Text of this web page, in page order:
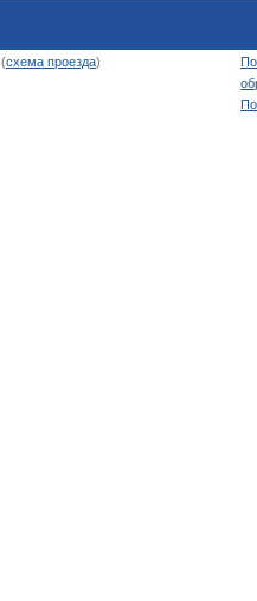
схема проезда)